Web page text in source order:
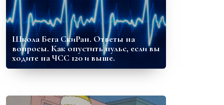
Школа Бега СкиРан. Ответы на
вопросы. Как опустить пульс, если вы
ходите на ЧСС 120 и выше.